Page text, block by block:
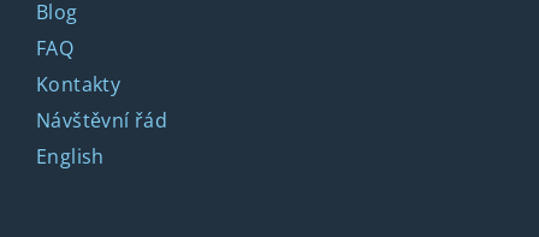
Blog
FAQ
Kontakty
Návštěvní řád
English